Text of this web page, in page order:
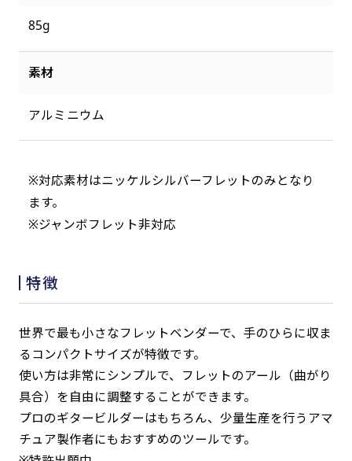
85g
素材
アルミニウム
※対応素材はニッケルシルバーフレットのみとなり
ます。
※ジャンボフレット非対応
特徴
世界で最も小さなフレットベンダーで、手のひらに収ま
るコンパクトサイズが特徴です。
使い方は非常にシンプルで、フレットのアール（曲がり
具合）を自由に調整することができます。
プロのギタービルダーはもちろん、少量生産を行うアマ
チュア製作者にもおすすめのツールです。